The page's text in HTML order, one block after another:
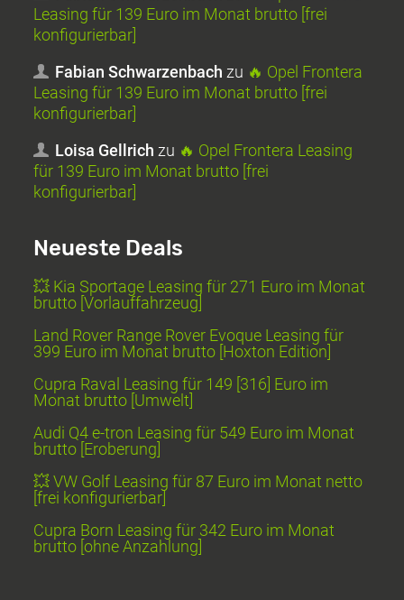
Leasing für 139 Euro im Monat brutto [frei
konfigurierbar]
Fabian Schwarzenbach zu 🔥 Opel Frontera
Leasing für 139 Euro im Monat brutto [frei
konfigurierbar]
Loisa Gellrich zu 🔥 Opel Frontera Leasing
für 139 Euro im Monat brutto [frei
konfigurierbar]
Neueste Deals
💥 Kia Sportage Leasing für 271 Euro im Monat
brutto [Vorlauffahrzeug]
Land Rover Range Rover Evoque Leasing für
399 Euro im Monat brutto [Hoxton Edition]
Cupra Raval Leasing für 149 [316] Euro im
Monat brutto [Umwelt]
Audi Q4 e-tron Leasing für 549 Euro im Monat
brutto [Eroberung]
💥 VW Golf Leasing für 87 Euro im Monat netto
[frei konfigurierbar]
Cupra Born Leasing für 342 Euro im Monat
brutto [ohne Anzahlung]